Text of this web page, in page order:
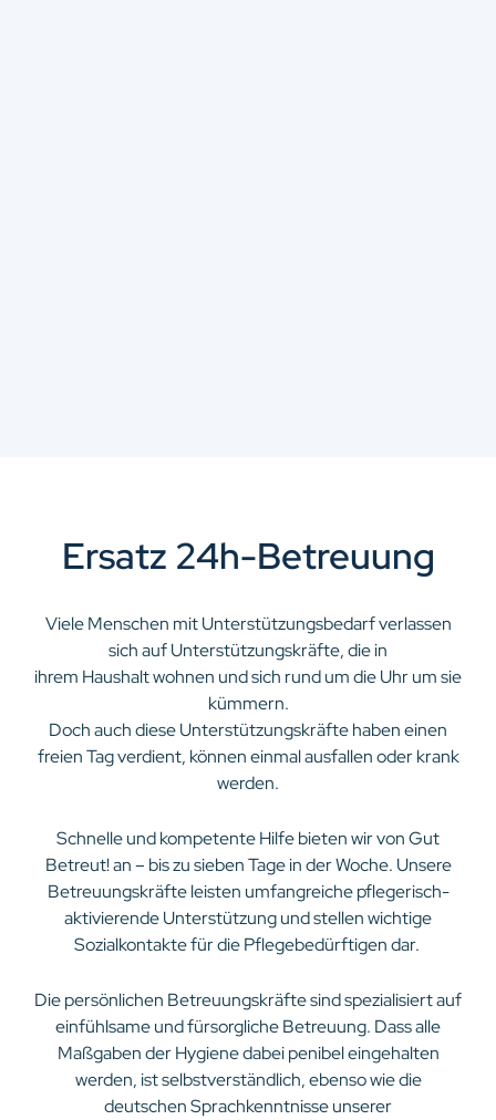
Ersatz 24h-Betreuung
Viele Menschen mit Unterstützungsbedarf verlassen
sich auf Unterstützungskräfte, die in
ihrem Haushalt wohnen und sich rund um die Uhr um sie
kümmern.
Doch auch diese Unterstützungskräfte haben einen
freien Tag verdient, können einmal ausfallen oder krank
werden.
Schnelle und kompetente Hilfe bieten wir von Gut
Betreut! an – bis zu sieben Tage in der Woche. Unsere
Betreuungskräfte leisten umfangreiche pflegerisch-
aktivierende Unterstützung und stellen wichtige
Sozialkontakte für die Pflegebedürftigen dar.
Die persönlichen Betreuungskräfte sind spezialisiert auf
einfühlsame und fürsorgliche Betreuung. Dass alle
Maßgaben der Hygiene dabei penibel eingehalten
werden, ist selbstverständlich, ebenso wie die
deutschen Sprachkenntnisse unserer